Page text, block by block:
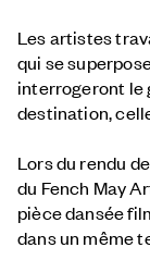
Les artistes
qui se
interrogeront le
destination,
Lors du rendu
du Fench May
pièce dansée
dans un même